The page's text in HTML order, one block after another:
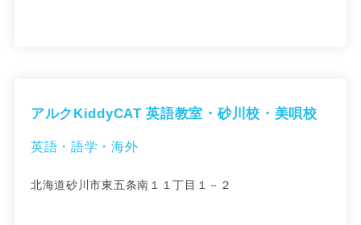
アルクKiddyCAT 英語教室・砂川校・美唄校
英語・語学・海外
北海道砂川市東五条南１１丁目１－２